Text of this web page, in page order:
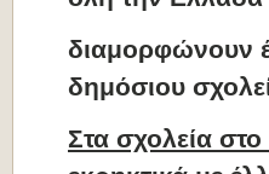
διαμορφώνουν
δημόσιου
Στα σχολεία